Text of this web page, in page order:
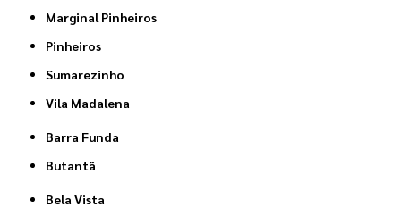
Marginal Pinheiros
Pinheiros
Sumarezinho
Vila Madalena
Barra Funda
Butantã
Bela Vista